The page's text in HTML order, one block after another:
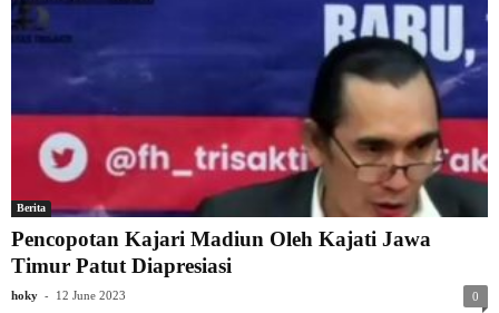
Berita
Pencopotan Kajari Madiun Oleh Kajati Jawa
Timur Patut Diapresiasi
hoky - 12 June 2023 0